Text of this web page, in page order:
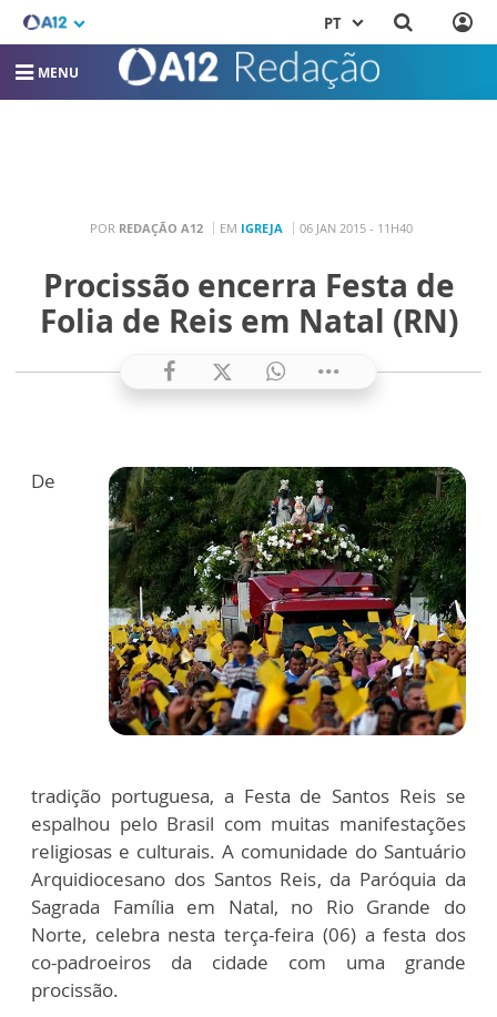
PT
MENU
POR REDAÇÃO A12 EM IGREJA 06 JAN 2015 - 11H40
Procissão encerra Festa de
Folia de Reis em Natal (RN)
De
tradição portuguesa, a Festa de Santos Reis se
espalhou pelo Brasil com muitas manifestações
religiosas e culturais. A comunidade do Santuário
Arquidiocesano dos Santos Reis, da Paróquia da
Sagrada Família em Natal, no Rio Grande do
Norte, celebra nesta terça-feira (06) a festa dos
co-padroeiros da cidade com uma grande
procissão.